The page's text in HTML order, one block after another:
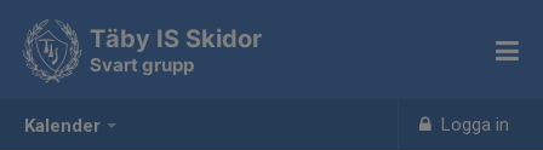
Kalender Logga in
Täby IS Skidor
Svart grupp